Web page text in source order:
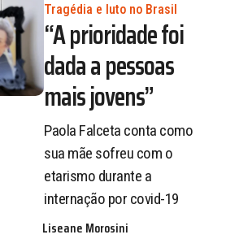
Tragédia e luto no Brasil
“A prioridade foi
dada a pessoas
mais jovens”
Paola Falceta conta como
sua mãe sofreu com o
etarismo durante a
internação por covid-19
Liseane Morosini